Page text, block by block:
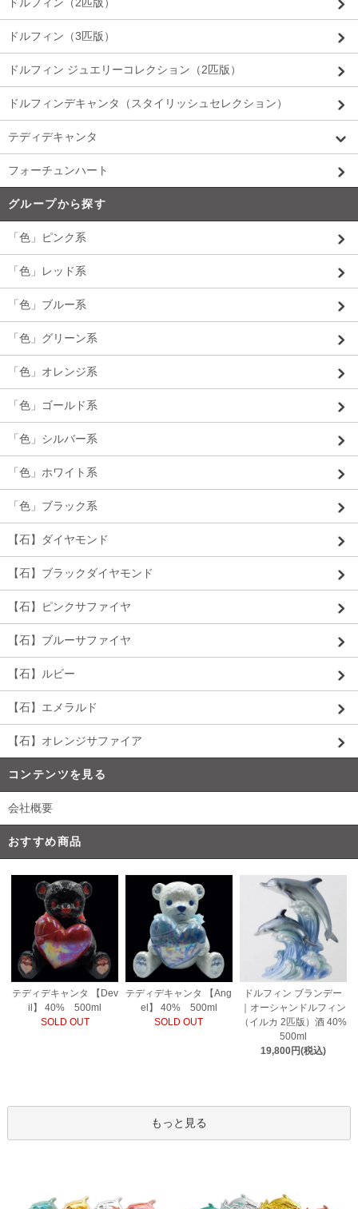
ドルフィン（2匹版）
ドルフィン（3匹版）
ドルフィン ジュエリーコレクション（2匹版）
ドルフィンデキャンタ（スタイリッシュセレクション）
テディデキャンタ
フォーチュンハート
グループから探す
「色」ピンク系
「色」レッド系
「色」ブルー系
「色」グリーン系
「色」オレンジ系
「色」ゴールド系
「色」シルバー系
「色」ホワイト系
「色」ブラック系
【石】ダイヤモンド
【石】ブラックダイヤモンド
【石】ピンクサファイヤ
【石】ブルーサファイヤ
【石】ルビー
【石】エメラルド
【石】オレンジサファイア
コンテンツを見る
会社概要
おすすめ商品
テディデキャンタ 【Dev
il】 40% 500ml
SOLD OUT
テディデキャンタ 【Ang
el】 40% 500ml
SOLD OUT
ドルフィン ブランデー
｜オーシャンドルフィン
（イルカ 2匹版）酒 40%
500ml
19,800円(税込)
もっと見る